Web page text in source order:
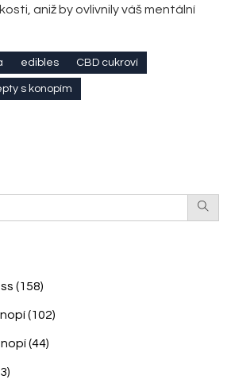
aniž by ovlivnily váš mentální
edibles CBD cukroví
s konopím
(158)
(102)
(44)